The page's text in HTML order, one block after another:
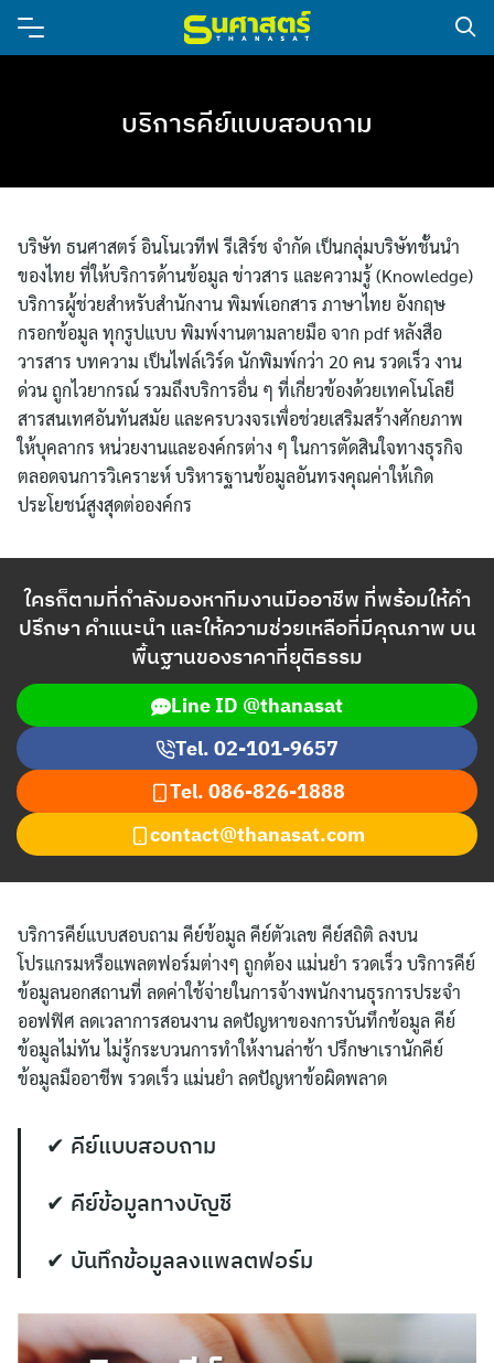
ไทย
บริการคีย์แบบสอบถาม
บริษัท ธนศาสตร์ อินโนเวทีฟ รีเสิร์ช จํากัด เป็นกลุ่มบริษัทชั้นนำ
ของไทย ที่ให้บริการด้านข้อมูล ข่าวสาร และความรู้ (Knowledge)
บริการผู้ช่วยสำหรับสำนักงาน พิมพ์เอกสาร ภาษาไทย อังกฤษ
กรอกข้อมูล ทุกรูปแบบ พิมพ์งานตามลายมือ จาก pdf หลังสือ
วารสาร บทความ เป็นไฟล์เวิร์ด นักพิมพ์กว่า 20 คน รวดเร็ว งาน
ด่วน ถูกไวยากรณ์ รวมถึงบริการอื่น ๆ ที่เกี่ยวข้องด้วยเทคโนโลยี
สารสนเทศอันทันสมัย และครบวงจรเพื่อช่วยเสริมสร้างศักยภาพ
ให้บุคลากร หน่วยงานและองค์กรต่าง ๆ ในการตัดสินใจทางธุรกิจ
ตลอดจนการวิเคราะห์ บริหารฐานข้อมูลอันทรงคุณค่าให้เกิด
ประโยชน์สูงสุดต่อองค์กร
ใครก็ตามที่กำลังมองหาทีมงานมืออาชีพ ที่พร้อมให้คำ
ปรึกษา คำแนะนำ และให้ความช่วยเหลือที่มีคุณภาพ บน
พื้นฐานของราคาที่ยุติธรรม
Line ID @thanasat
Tel. 02-101-9657
Tel. 086-826-1888
contact@thanasat.com
บริการคีย์แบบสอบถาม คีย์ข้อมูล คีย์ตัวเลข คีย์สถิติ ลงบน
โปรแกรมหรือแพลตฟอร์มต่างๆ ถูกต้อง แม่นยำ รวดเร็ว บริการคีย์
ข้อมูลนอกสถานที่ ลดค่าใช้จ่ายในการจ้างพนักงานธุรการประจำ
ออฟฟิศ ลดเวลาการสอนงาน ลดปัญหาของการบันทึกข้อมูล คีย์
ข้อมูลไม่ทัน ไม่รู้กระบวนการทำให้งานล่าช้า ปรึกษาเรานักคีย์
ข้อมูลมืออาชีพ รวดเร็ว แม่นยำ ลดปัญหาข้อผิดพลาด
✔ คีย์แบบสอบถาม
✔ คีย์ข้อมูลทางบัญชี
✔ บันทึกข้อมูลลงแพลตฟอร์ม